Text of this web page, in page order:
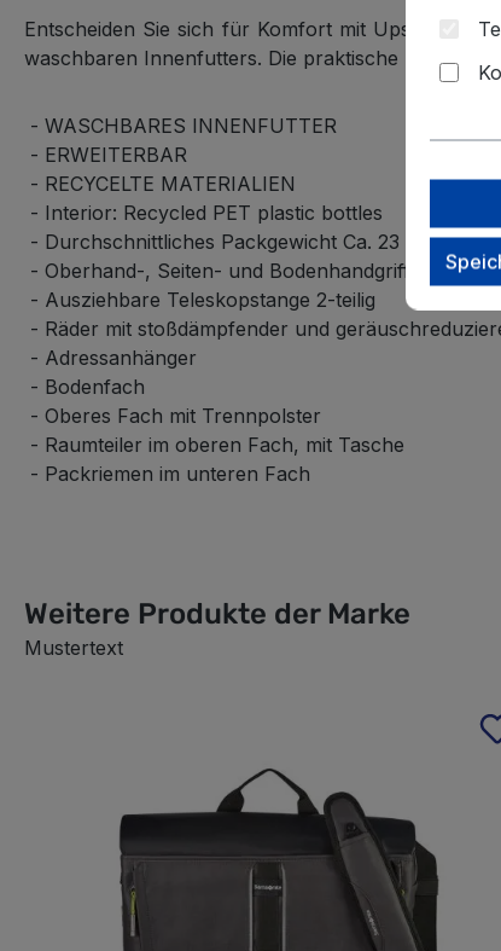
Entscheiden Sie sich für Komfort mit Upscape!
waschbaren Innenfutters. Die praktische
- WASCHBARES INNENFUTTER
- ERWEITERBAR
- RECYCELTE MATERIALIEN
- Interior: Recycled PET plastic bottles
- Durchschnittliches Packgewicht Ca. 23 kg
- Oberhand-, Seiten- und Bodenhandgriffe
- Ausziehbare Teleskopstange 2-teilig
- Räder mit stoßdämpfender und
- Adressanhänger
- Bodenfach
- Oberes Fach mit Trennpolster
- Raumteiler im oberen Fach, mit Tasche
- Packriemen im unteren Fach
Weitere Produkte der Marke
Mustertext